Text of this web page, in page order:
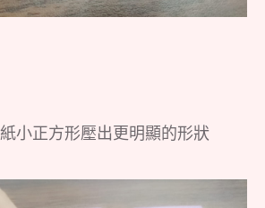
小正方形壓出更明顯的形狀